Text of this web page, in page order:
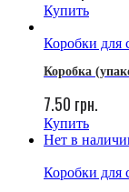
Купить
Коробки для
Коробка
7.50 грн.
Купить
Нет в
Коробки для